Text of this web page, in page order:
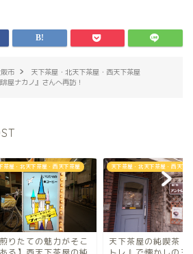
市
天下茶屋・北天下茶屋・西天下茶屋
屋ナカノ』さんへ再訪！
茶屋・北天下茶屋・西天下茶屋
下茶屋の純喫茶『アン
天下茶屋・北天下茶屋・西天下
西天下茶屋の純喫茶